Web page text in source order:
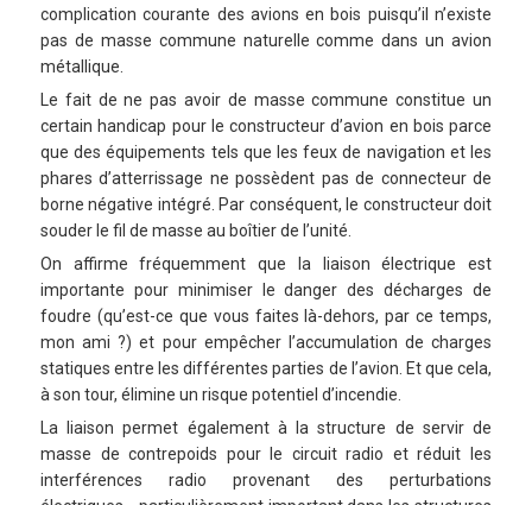
complication courante des avions en bois puisqu’il n’existe
pas de masse commune naturelle comme dans un avion
métallique.
Le fait de ne pas avoir de masse commune constitue un
certain handicap pour le constructeur d’avion en bois parce
que des équipements tels que les feux de navigation et les
phares d’atterrissage ne possèdent pas de connecteur de
borne négative intégré. Par conséquent, le constructeur doit
souder le fil de masse au boîtier de l’unité.
On affirme fréquemment que la liaison électrique est
importante pour minimiser le danger des décharges de
foudre (qu’est-ce que vous faites là-dehors, par ce temps,
mon ami ?) et pour empêcher l’accumulation de charges
statiques entre les différentes parties de l’avion. Et que cela,
à son tour, élimine un risque potentiel d’incendie.
La liaison permet également à la structure de servir de
masse de contrepoids pour le circuit radio et réduit les
interférences radio provenant des perturbations